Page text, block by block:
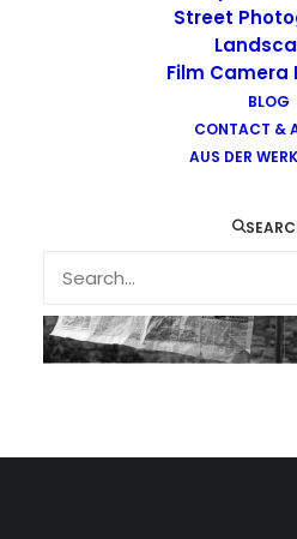
Street
Film Camera
BLOG
CONTACT &
AUS DER
Images tagged